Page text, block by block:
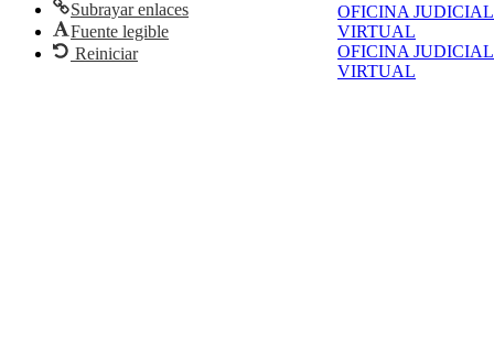
OFICINA JUDICIAL
VIRTUAL
OFICINA JUDICIAL
VIRTUAL
Subrayar enlaces
Fuente legible
Reiniciar